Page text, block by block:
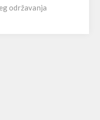
održavanja